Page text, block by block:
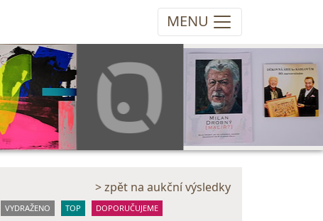
MENU
> zpět na aukční výsledky
VYDRAŽENO TOP DOPORUČUJEME